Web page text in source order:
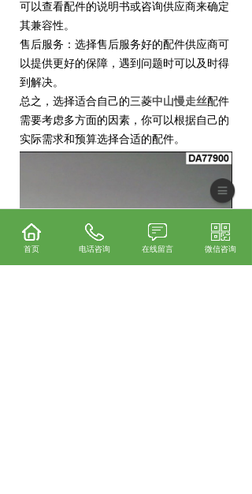
可以查看配件的说明书或咨询供应商来确定
其兼容性。
售后服务：选择售后服务好的配件供应商可
以提供更好的保障，遇到问题时可以及时得
到解决。
总之，选择适合自己的三菱中山慢走丝配件
需要考虑多方面的因素，你可以根据自己的
实际需求和预算选择合适的配件。
首页 电话咨询 在线留言 微信咨询